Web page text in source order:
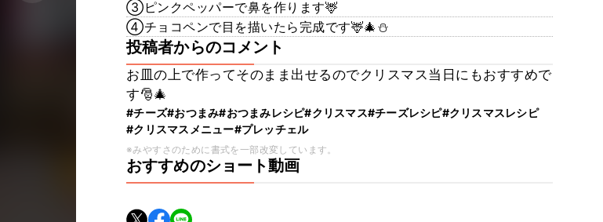
③ピンクペッパーで鼻を作ります🦌
④チョコペンで目を描いたら完成です🦌🎄⛄️
投稿者からのコメント
お皿の上で作ってそのまま出せるのでクリスマス当日にもおすすめで
す🎅🎄
#チーズ#おつまみ#おつまみレシピ#クリスマス#チーズレシピ#クリスマスレシピ
#クリスマスメニュー#プレッチェル
※みやすさのために書式を一部改変しています。
おすすめのショート動画